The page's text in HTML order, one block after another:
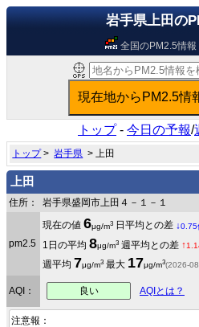
岩手県上田の
全国のPM2.5情報
トップ- 今日の予報/
トップ>岩手県 > 上田
上田
住所： 岩手県盛岡市上田４－１－１
pm2.5
現在の値 6μg/m3 日平均との差 ↓0.75
1日の平均 8μg/m3 週平均との差 ↑
週平均 7μg/m3 最大 17μg/m3(2026-
AQI： 良い AQIとは？
注意報：